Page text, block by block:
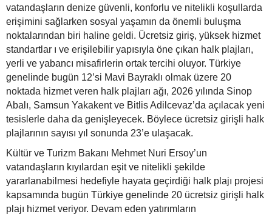
vatandaşların denize güvenli, konforlu ve nitelikli koşullarda
erişimini sağlarken sosyal yaşamın da önemli buluşma
noktalarından biri haline geldi. Ücretsiz giriş, yüksek hizmet
standartlar ı ve erişilebilir yapısıyla öne çıkan halk plajları,
yerli ve yabancı misafirlerin ortak tercihi oluyor. Türkiye
genelinde bugün 12’si Mavi Bayraklı olmak üzere 20
noktada hizmet veren halk plajları ağı, 2026 yılında Sinop
Abalı, Samsun Yakakent ve Bitlis Adilcevaz’da açılacak yeni
tesislerle daha da genişleyecek. Böylece ücretsiz girişli halk
plajlarının sayısı yıl sonunda 23’e ulaşacak.
Kültür ve Turizm Bakanı Mehmet Nuri Ersoy’un
vatandaşların kıyılardan eşit ve nitelikli şekilde
yararlanabilmesi hedefiyle hayata geçirdiği halk plajı projesi
kapsamında bugün Türkiye genelinde 20 ücretsiz girişli halk
plajı hizmet veriyor. Devam eden yatırımların